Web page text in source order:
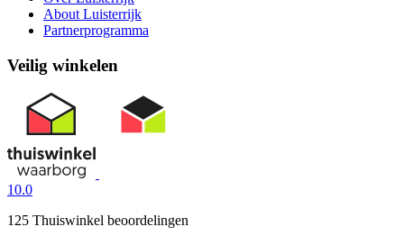
About Luisterrijk
Partnerprogramma
Veilig winkelen
10.0
125 Thuiswinkel beoordelingen